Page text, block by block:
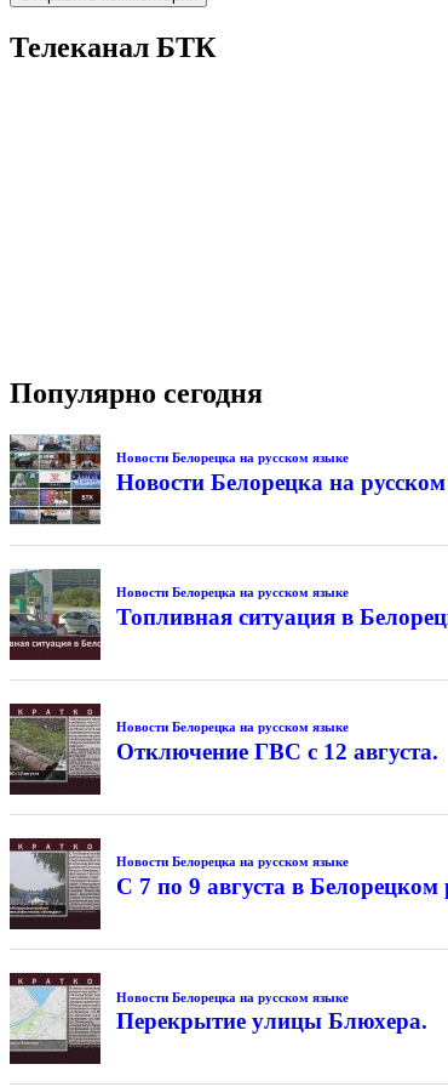
Телеканал БТК
Популярно сегодня
Новости Белорецка на русском языке
Новости Белорецка на
Новости Белорецка на русском языке
Топливная ситуация в
Новости Белорецка на русском языке
Отключение ГВС с 12 августа.
Новости Белорецка на русском языке
С 7 по 9 августа в
Новости Белорецка на русском языке
Перекрытие улицы Блюхера.